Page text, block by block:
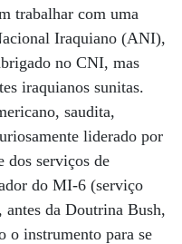
trabalhar com uma
Iraquiano (ANI),
no CNI, mas
iraquianos sunitas.
saudita,
liderado por
serviços de
do MI-6 (serviço
da Doutrina Bush,
o instrumento para se